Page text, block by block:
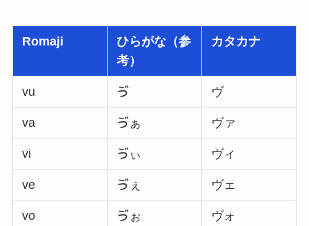
Romaji
ひらがな（参
考）
カタカナ
vu ゔ ヴ
va ゔぁ ヴァ
vi ゔぃ ヴィ
ve ゔぇ ヴェ
vo ゔぉ ヴォ